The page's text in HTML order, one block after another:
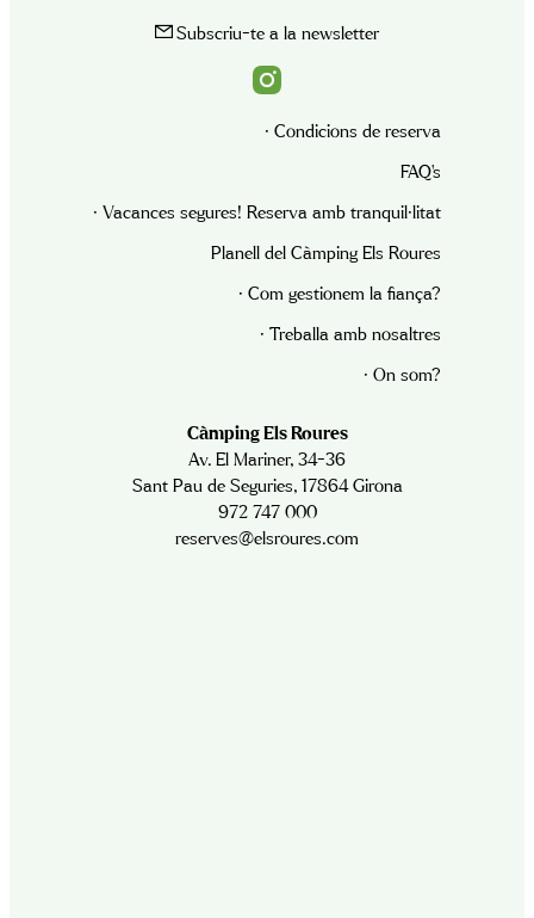
Càmping Els Roures
Av. El Mariner, 34-36
Sant Pau de Seguries, 17864 Girona
972 747 000
reserves@elsroures.com
Subscriu-te a la newsletter
· Condicions de reserva
FAQ’s
· Vacances segures! Reserva amb tranquil·litat
Planell del Càmping Els Roures
· Com gestionem la fiança?
· Treballa amb nosaltres
· On som?